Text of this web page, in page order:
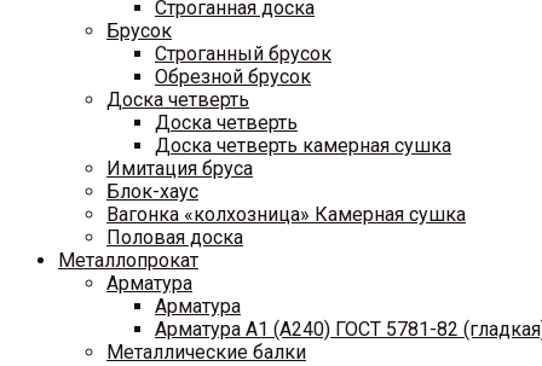
Строганная доска
Брусок
Строганный брусок
Обрезной брусок
Доска четверть
Доска четверть
Доска четверть камерная сушка
Имитация бруса
Блок-хаус
Вагонка «колхозница» Камерная сушка
Половая доска
Металлопрокат
Арматура
Арматура
Арматура A1 (A240) ГОСТ 5781-82
Металлические балки